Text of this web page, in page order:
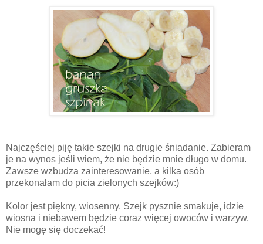
Najczęściej piję takie szejki na drugie śniadanie. Zabieram
je na wynos jeśli wiem, że nie będzie mnie długo w domu.
Zawsze wzbudza zainteresowanie, a kilka osób
przekonałam do picia zielonych szejków:)
Kolor jest piękny, wiosenny. Szejk pysznie smakuje, idzie
wiosna i niebawem będzie coraz więcej owoców i warzyw.
Nie mogę się doczekać!